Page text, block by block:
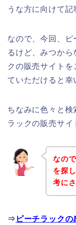
うな方に向けて記
なので、今回、
るけど、みつか
クの販売サイト
ていただけると幸
ちなみに色々と
ラックの販売サイ
なの
を探
考に
⇒ ピーチラック